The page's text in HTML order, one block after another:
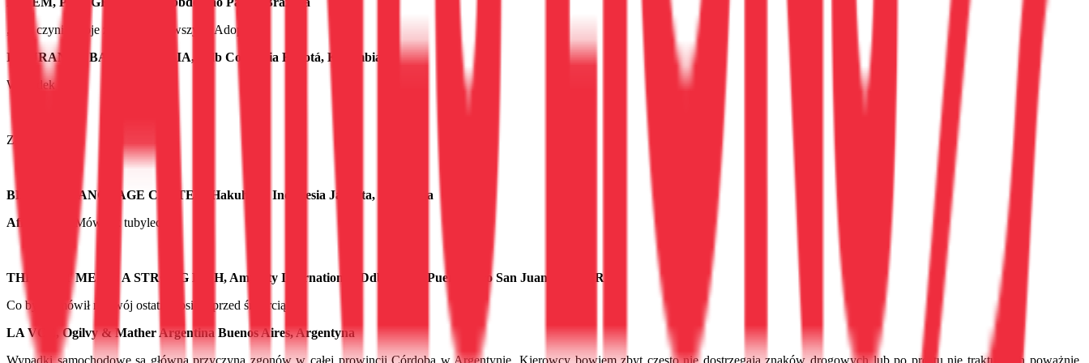
„Pies czyni Twoje życie szczęśliwszym. Adoptuj”
INSURANCE BANCOLOMBIA, Ddb Colombia Bogotá, Kolumbia
Wypadek
Złodziej
BERLITZ LANGUAGE CENTER, Hakuhodo Indonesia Jakarta, Indonezja
Afrochina
, „Mów jak tubylec”
THE LAST MEAL: A STRONG DISH, Amnesty International, Ddb Latina Puerto Rico San Juan, Puerto Rico
Co byś zamówił na swój ostatni posiłek przed śmiercią?
LA VOZ, Ogilvy & Mather Argentina Buenos Aires, Argentyna
Wypadki samochodowe są główną przyczyną zgonów w całej prowincji Córdoba w Argentynie. Kierowcy bowiem zbyt często nie dostrzegają znaków drogowych lub po prostu nie traktują ich poważnie.